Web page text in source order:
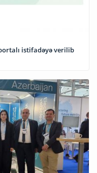
istifadəyə verilib